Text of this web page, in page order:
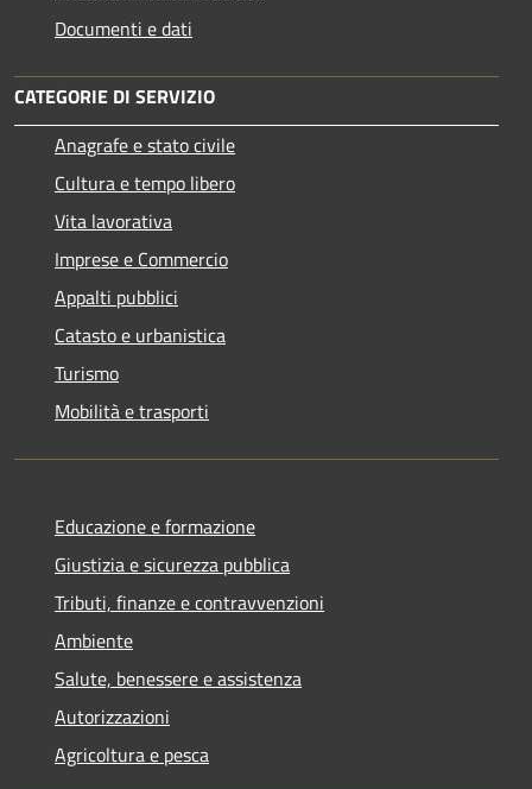
Documenti e dati
CATEGORIE DI SERVIZIO
Anagrafe e stato civile
Cultura e tempo libero
Vita lavorativa
Imprese e Commercio
Appalti pubblici
Catasto e urbanistica
Turismo
Mobilità e trasporti
Educazione e formazione
Giustizia e sicurezza pubblica
Tributi, finanze e contravvenzioni
Ambiente
Salute, benessere e assistenza
Autorizzazioni
Agricoltura e pesca